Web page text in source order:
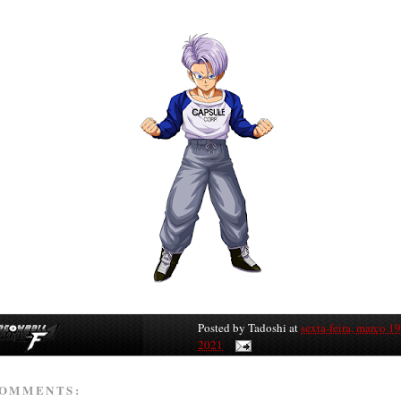
Posted by Tadoshi atsexta-feira, março
2021